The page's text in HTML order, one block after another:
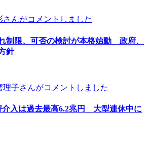
さんがコメントしました
制限、可否の検討が本格始動 政府、
針
理子さんがコメントしました
介入は過去最高6.2兆円 大型連休中に